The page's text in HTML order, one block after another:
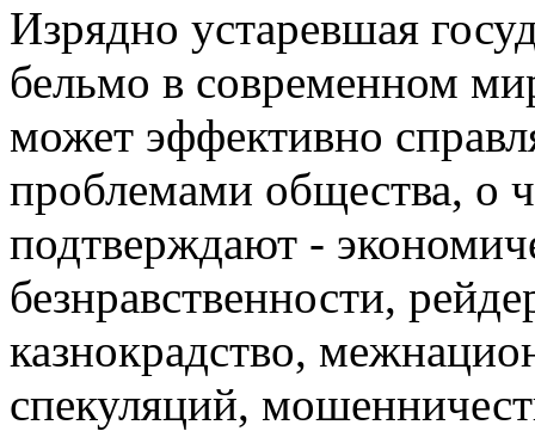
Изрядно устаревшая
бельмо в современном
может эффективно
проблемами общества, о
подтверждают -
безнравственности,
казнокрадство,
спекуляций,